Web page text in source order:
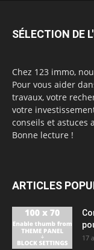
SÉLECTION DE
Chez 123 immo,
Pour vous aider
travaux, votre
votre
conseils et astuces
Bonne lecture !
ARTICLES
17